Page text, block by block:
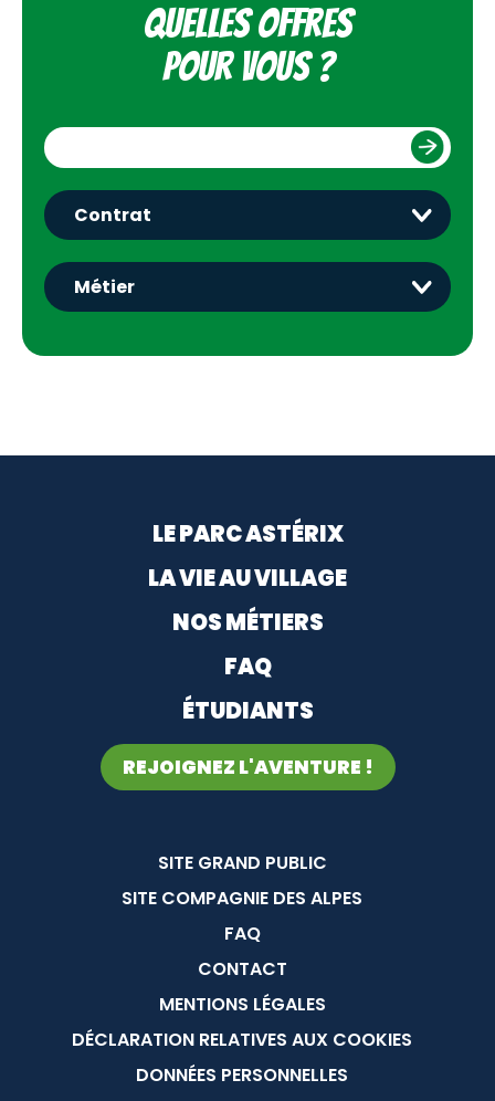
Quelles offres
pour vous ?
Menu footerLE PARC ASTÉRIX
LA VIE AU VILLAGE
NOS MÉTIERS
FAQ
ÉTUDIANTS
REJOIGNEZ L'AVENTURE !
Menu Pied de page
SITE GRAND PUBLIC
SITE COMPAGNIE DES ALPES
FAQ
CONTACT
MENTIONS LÉGALES
DÉCLARATION RELATIVES AUX COOKIES
DONNÉES PERSONNELLES